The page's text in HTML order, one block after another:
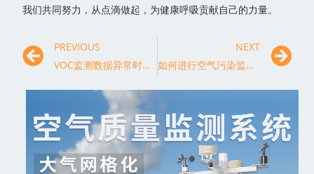
我们共同努力，从点滴做起，为健康呼吸贡献自己的力量。
PREVIOUS
VOC监测数据异常时如何处理？
NEXT
如何进行空气污染监测布点选择？